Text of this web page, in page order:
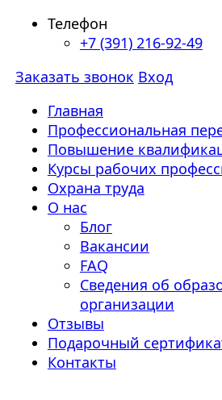
Телефон
+7 (391) 216-92-49
Заказать звонок Вход
Главная
Профессиональная
Повышение
Курсы рабочих
Охрана труда
О нас
Блог
Вакансии
FAQ
Сведения об
организации
Отзывы
Подарочный
Контакты